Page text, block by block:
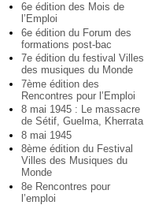
6e édition des Mois de
l’Emploi
6e édition du Forum des
formations post-bac
7e édition du festival Villes
des musiques du Monde
7ème édition des
Rencontres pour l’Emploi
8 mai 1945 : Le massacre
de Sétif, Guelma, Kherrata
8 mai 1945
8ème édition du Festival
Villes des Musiques du
Monde
8e Rencontres pour
l’emploi